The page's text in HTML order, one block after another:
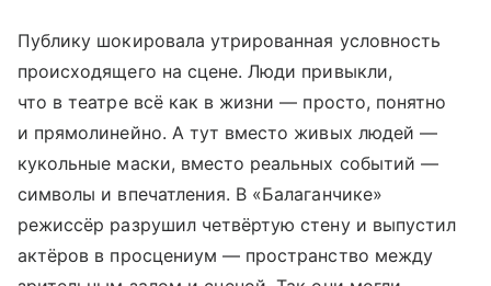
Публику шокировала утрированная условность
происходящего на сцене. Люди привыкли,
что в театре всё как в жизни — просто, понятно
и прямолинейно. А тут вместо живых людей —
кукольные маски, вместо реальных событий —
символы и впечатления. В «Балаганчике»
режиссёр разрушил четвёртую стену и выпустил
актёров в просцениум — пространство между